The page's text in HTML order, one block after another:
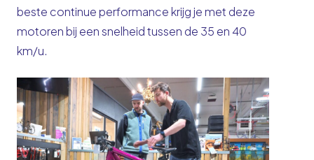
beste continue performance krijg je met deze
motoren bij een snelheid tussen de 35 en 40
km/u.